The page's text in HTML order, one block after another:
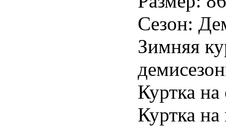
Сезон:
Зимняя
Куртка
Куртка